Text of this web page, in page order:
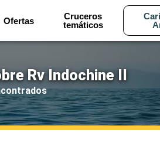
Ofertas
Cruceros
temáticos
Rv Indochine II